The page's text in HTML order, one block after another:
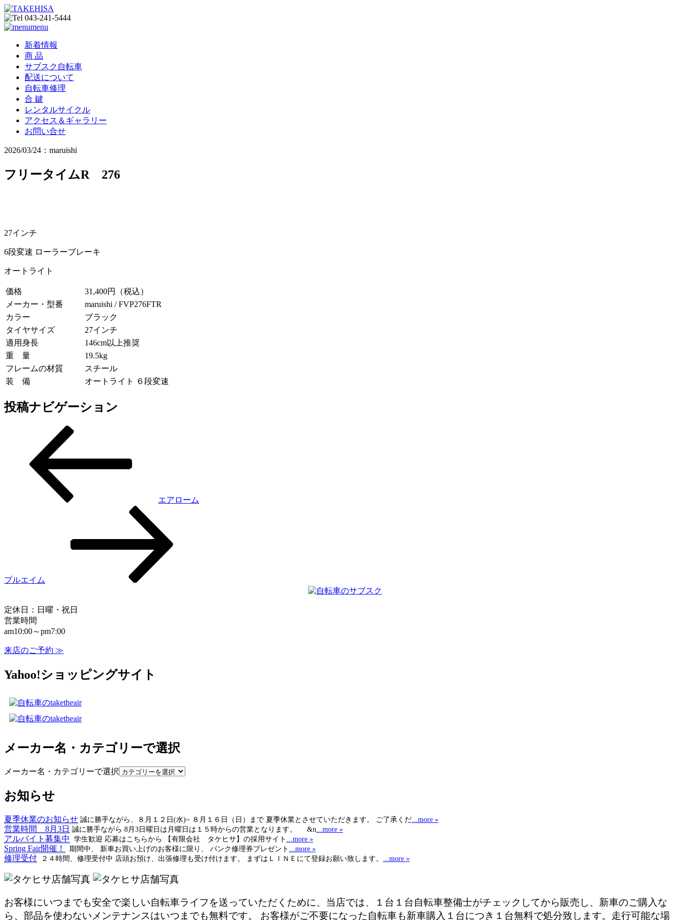
menu
新着情報
商 品
サブスク自転車
配送について
自転車修理
合 鍵
レンタルサイクル
アクセス＆ギャラリー
お問い合せ
2026/03/24：maruishi
フリータイムR 276
27インチ
6段変速 ローラーブレーキ
オートライト
価格
31,400円（税込）
メーカー・型番
maruishi / FVP276FTR
カラー
ブラック
タイヤサイズ
27インチ
適用身長
146cm以上推奨
重 量
19.5kg
フレームの材質
スチール
装 備
オートライト ６段変速
投稿ナビゲーション
エアローム
プルエイム
定休日：日曜・祝日
営業時間
am10:00～pm7:00
来店のご予約 ≫
Yahoo!ショッピングサイト
メーカー名・カテゴリーで選択
メーカー名・カテゴリーで選択
お知らせ
夏季休業のお知らせ 誠に勝手ながら、８月１２日(水)~ ８月１６日（日）まで 夏季休業とさせていただきます。 ご了承くだ ...more »
営業時間 8月3日 誠に勝手ながら 8月3日曜日は月曜日は１５時からの営業となります。 &n ...more »
アルバイト募集中 学生歓迎 応募はこちらから 【有限会社 タケヒサ】の採用サイト ...more »
Spring Fair開催！ 期間中、 新車お買い上げのお客様に限り、 パンク修理券プレゼント ...more »
修理受付 ２４時間、修理受付中 店頭お預け、出張修理も受け付けます。 まずはＬＩＮＥにて登録お願い致します。 ...more »
お客様にいつまでも安全で楽しい自転車ライフを送っていただくために、当店では、１台１台自転車整備士がチェックしてから販売し、新車のご購入な
ら、部品を使わないメンテナンスはいつまでも無料です。 お客様がご不要になった自転車も新車購入１台につき１台無料で処分致します。走行可能な場